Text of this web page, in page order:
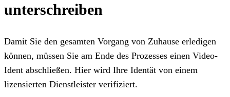
unterschreiben
Damit Sie den gesamten Vorgang von Zuhause erledigen
können, müssen Sie am Ende des Prozesses einen Video-
Ident abschließen. Hier wird Ihre Identät von einem
lizensierten Dienstleister verifiziert.